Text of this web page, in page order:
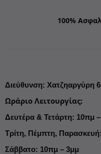
100%
Διεύθυνση: Χατζηαργύρη
Ωράριο Λειτουργίας:
Δευτέρα & Τετάρτη: 10πμ
Τρίτη, Πέμπτη,
Σάββατο: 10πμ – 3μμ